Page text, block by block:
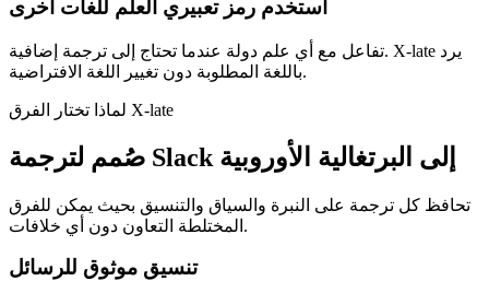
استخدم رمز تعبيري العلم للغات أخرى
تفاعل مع أي علم دولة عندما تحتاج إلى ترجمة إضافية. X-late يرد
باللغة المطلوبة دون تغيير اللغة الافتراضية.
لماذا تختار الفرق X-late
صُمم لترجمة Slack إلى البرتغالية الأوروبية
تحافظ كل ترجمة على النبرة والسياق والتنسيق بحيث يمكن للفرق
المختلطة التعاون دون أي خلافات.
تنسيق موثوق للرسائل